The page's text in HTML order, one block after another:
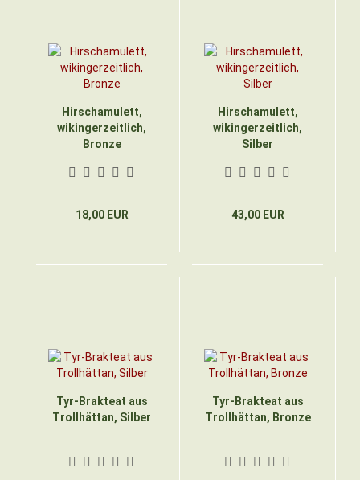
Hirschamulett,
wikingerzeitlich,
Bronze
18,00 EUR
Hirschamulett,
wikingerzeitlich,
Silber
43,00 EUR
Tyr-Brakteat aus
Trollhättan, Silber
Tyr-Brakteat aus
Trollhättan, Bronze